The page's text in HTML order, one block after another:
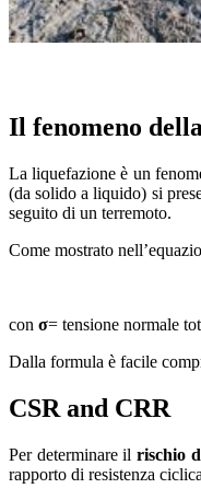
Il fenomeno
La liquefazione è un
(da solido a liquido) si
seguito di un terremoto.
Come mostrato
con σ= tensione normale
Dalla formula è facile
CSR and CRR
Per determinare il rischio
rapporto di resistenza